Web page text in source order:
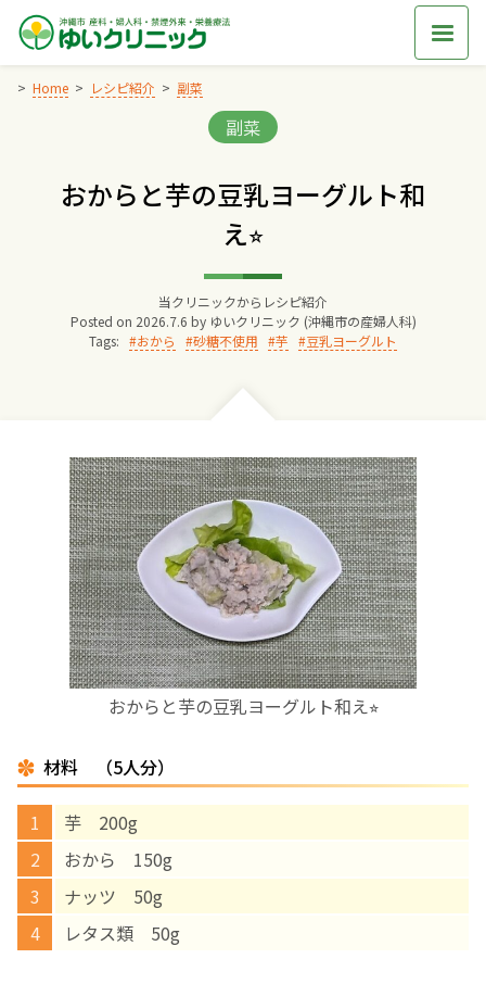
Skip
content
Home レシピ紹介 副菜
Categories:
副菜
おからと芋の豆乳ヨーグルト和
え⭐︎
当クリニックからレシピ紹介
Posted on 2026.7.6 by ゆいクリニック (沖縄市の産婦人科)
Tags:
おから 砂糖不使用 芋 豆乳ヨーグルト
おからと芋の豆乳ヨーグルト和え⭐︎
材料 （5人分）
芋 200g
おから 150g
ナッツ 50g
レタス類 50g
交通アクセス
院長からのごあいさつ
ゆいクリニックの経営理念
診療料金
妊婦健診
お産について
親と子の結びつき支援
母乳育児
予防接種
‘さんルーム’ でさまざまな講座・クラス
遠方にお住まいで当院での出産を希望される方へ